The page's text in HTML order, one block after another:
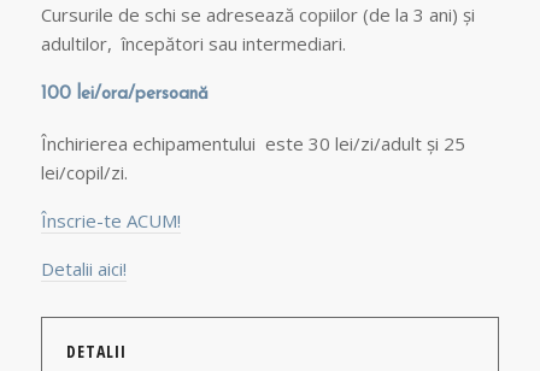
Cursurile de schi se adresează copiilor (de la 3 ani) și
adultilor, începători sau intermediari.
100 lei/ora/persoană
Închirierea echipamentului este 30 lei/zi/adult și 25
lei/copil/zi.
Înscrie-te ACUM!
Detalii aici!
DETALII